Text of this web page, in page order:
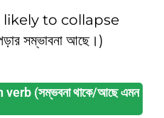
to collapse
সম্ভাবনা আছে।)
(সম্ভবনা থাকে/আছে এমন